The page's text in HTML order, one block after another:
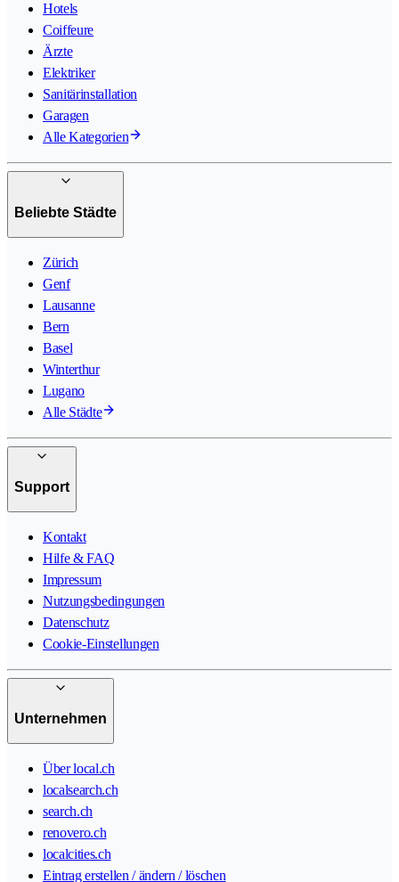
Hotels
Coiffeure
Ärzte
Elektriker
Sanitärinstallation
Garagen
Alle Kategorien
Beliebte Städte
Zürich
Genf
Lausanne
Bern
Basel
Winterthur
Lugano
Alle Städte
Support
Kontakt
Hilfe & FAQ
Impressum
Nutzungsbedingungen
Datenschutz
Cookie-Einstellungen
Unternehmen
Über local.ch
localsearch.ch
search.ch
renovero.ch
localcities.ch
Eintrag erstellen / ändern / löschen